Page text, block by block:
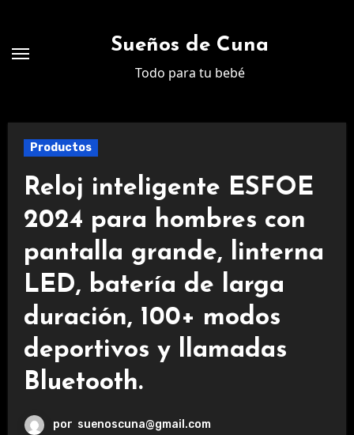
contenido
Sueños de Cuna
Todo para tu bebé
Productos
Reloj inteligente ESFOE
2024 para hombres con
pantalla grande, linterna
LED, batería de larga
duración, 100+ modos
deportivos y llamadas
Bluetooth.
por suenoscuna@gmail.com